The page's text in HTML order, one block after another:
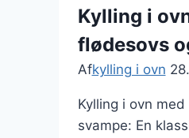
til
travle
Kylling i
flødesovs
Afkylling i ovn
Kylling i ovn
svampe: En